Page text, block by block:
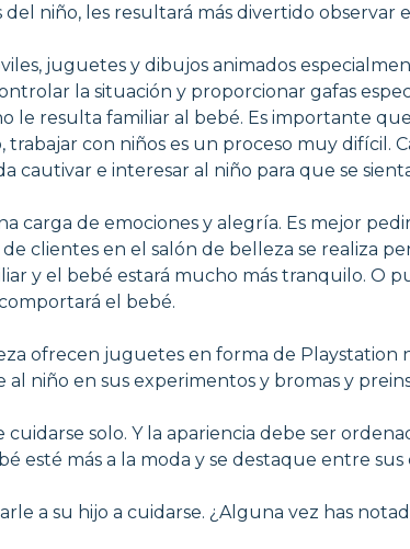
niño, les resultará más divertido observar
juguetes y dibujos animados
la situación y proporcionar gafas
le resulta familiar al bebé. Es importante
con niños es un proceso muy difícil.
e interesar al niño para que se
carga de emociones y alegría. Es mejor
clientes en el salón de belleza se realiza
y el bebé estará mucho más tranquilo. O
el bebé.
ofrecen juguetes en forma de Playstation
niño en sus experimentos y bromas y
solo. Y la apariencia debe ser
esté más a la moda y se destaque entre sus
a su hijo a cuidarse. ¿Alguna vez has